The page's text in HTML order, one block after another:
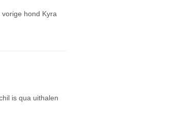
hond Kyra
is qua uithalen